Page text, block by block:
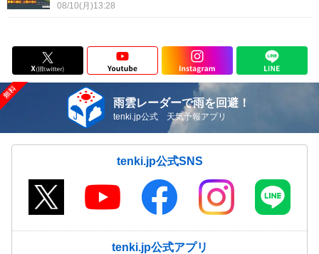
08/10(月)13:28
雨雲レーダーで雨を回避！
tenki.jp公式 天気予報アプリ
tenki.jp公式SNS
tenki.jp公式アプリ